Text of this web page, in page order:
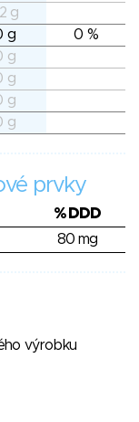
g
g
0 %
g
g
g
g
prvky
% DDD
80 mg
výrobku